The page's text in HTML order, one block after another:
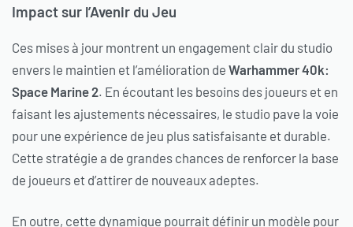
Impact sur l’Avenir du Jeu
Ces mises à jour montrent un engagement clair du studio
envers le maintien et l’amélioration de Warhammer 40k:
Space Marine 2. En écoutant les besoins des joueurs et en
faisant les ajustements nécessaires, le studio pave la voie
pour une expérience de jeu plus satisfaisante et durable.
Cette stratégie a de grandes chances de renforcer la base
de joueurs et d’attirer de nouveaux adeptes.
En outre, cette dynamique pourrait définir un modèle pour